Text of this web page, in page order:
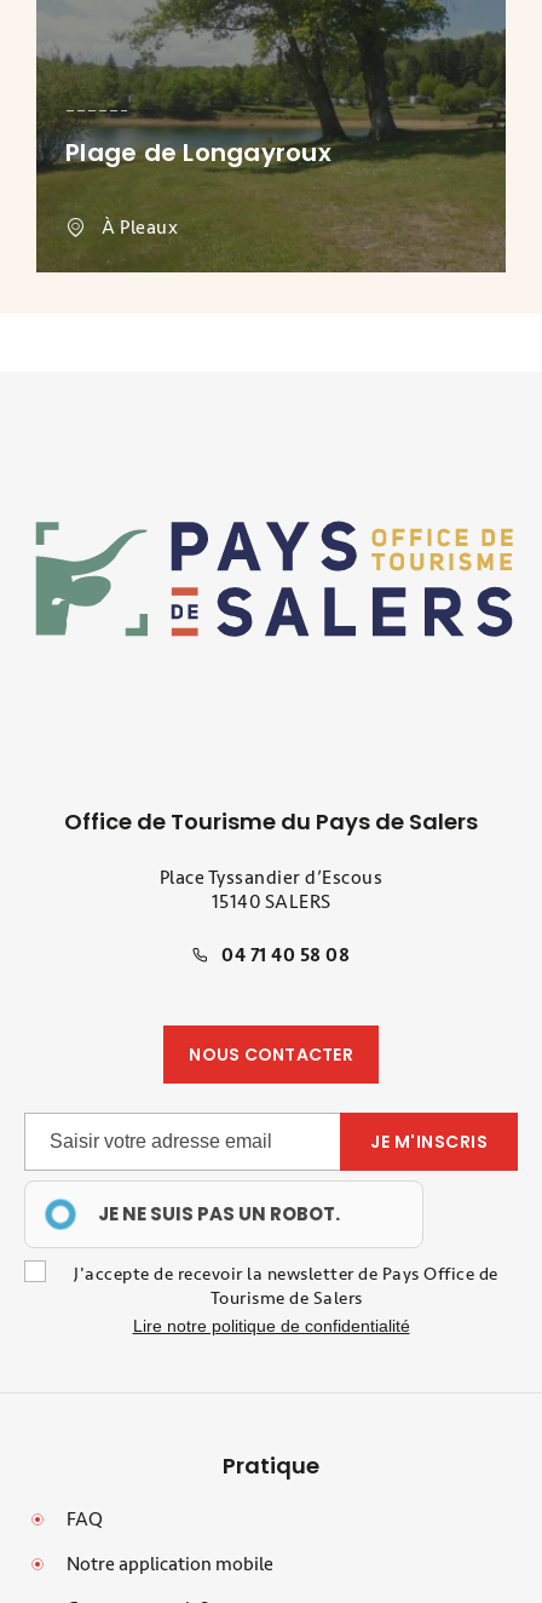
Plage de Longayroux
À Pleaux
Office de Tourisme du Pays de Salers
Place Tyssandier d’Escous
15140 SALERS
04 71 40 58 08
NOUS CONTACTER
JE NE SUIS PAS UN ROBOT.
J'accepte de recevoir la newsletter de Pays Office de
Tourisme de Salers
Lire notre politique de confidentialité
Pratique
FAQ
Notre application mobile